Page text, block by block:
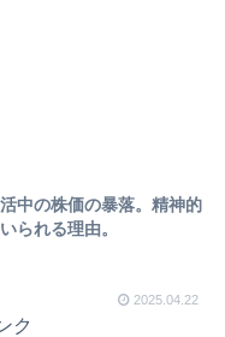
中の株価の暴落。精神的
られる理由。
2025.04.22
ク